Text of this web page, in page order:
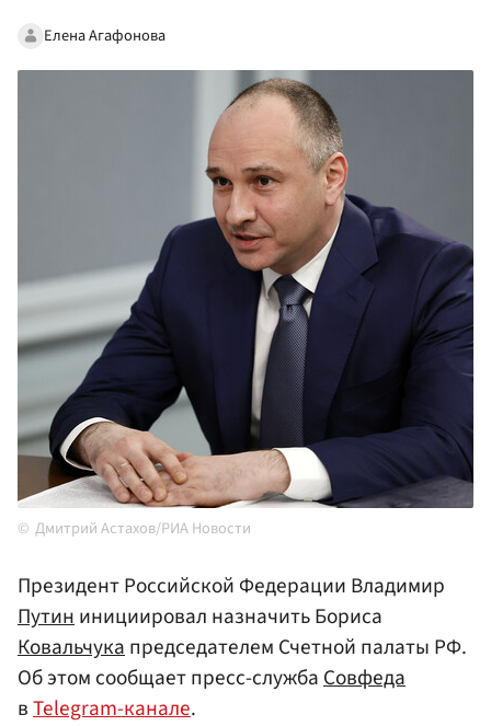
Елена Агафонова
Дмитрий Астахов/РИА Новости
Президент Российской Федерации Владимир
Путининициировал назначить Бориса
Ковальчукапредседателем Счетной палаты РФ.
Об этом сообщает пресс-службаСовфеда
вTelegram-канале.